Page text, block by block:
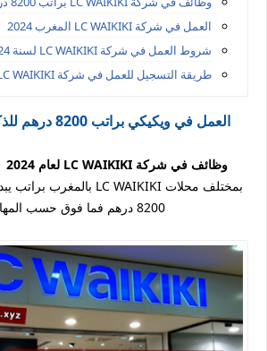
العمل في شركة LC WAIKIKI المغرب 2024
شروط العمل في شركة LC WAIKIKI لسنة 2024
طريقة التسجيل للعمل في شركة LC WAIKIKI لسنة 2024
العمل في ويكيكي براتب 8200 درهم للذكور والإناث
وظائف في شركة LC WAIKIKI لعام 2024 :
8200 درهم فما فوق حسب المهامات.